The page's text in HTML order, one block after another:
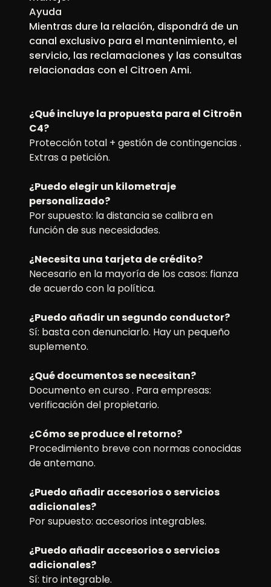
Ayuda
Mientras dure la relación, dispondrá de un
canal exclusivo para el mantenimiento, el
servicio, las reclamaciones y las consultas
relacionadas con el Citroen Ami.
¿Qué incluye la propuesta para el Citroën
C4?
Protección total + gestión de contingencias .
Extras a petición.
¿Puedo elegir un kilometraje
personalizado?
Por supuesto: la distancia se calibra en
función de sus necesidades.
¿Necesita una tarjeta de crédito?
Necesario en la mayoría de los casos: fianza
de acuerdo con la política.
¿Puedo añadir un segundo conductor?
Sí: basta con denunciarlo. Hay un pequeño
suplemento.
¿Qué documentos se necesitan?
Documento en curso . Para empresas:
verificación del propietario.
¿Cómo se produce el retorno?
Procedimiento breve con normas conocidas
de antemano.
¿Puedo añadir accesorios o servicios
adicionales?
Por supuesto: accesorios integrables.
¿Puedo añadir accesorios o servicios
adicionales?
Sí: tiro integrable.